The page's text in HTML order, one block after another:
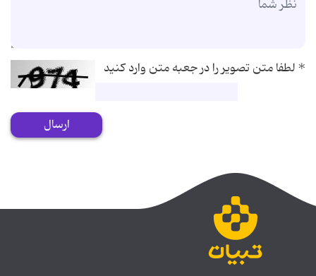
*لطفا متن تصویر را در جعبه متن وارد کنید
ارسال